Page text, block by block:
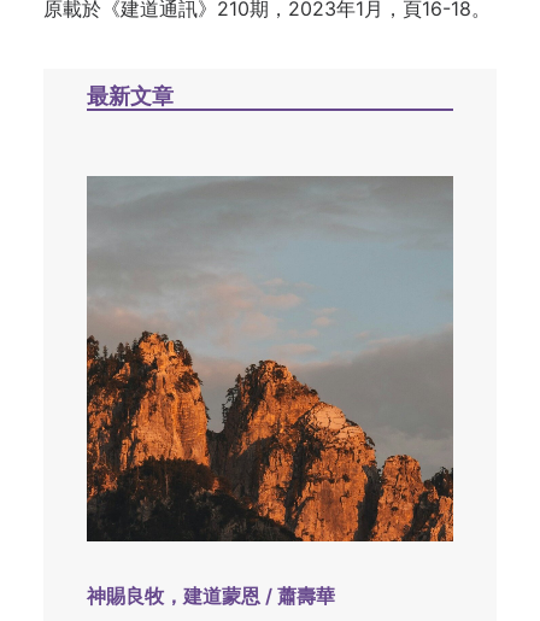
原載於《建道通訊》210期，2023年1月，頁16-18。
最新文章
神賜良牧，建道蒙恩 / 蕭壽華